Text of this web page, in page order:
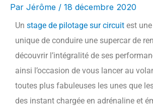
Par Jérôme / 18 décembre 2020
Un stage de pilotage sur circuit est
unique de conduire une supercar de
découvrir l’intégralité de ses
ainsi l’occasion de vous lancer au
toutes plus fabuleuses les unes que
des instant chargée en adrénaline et